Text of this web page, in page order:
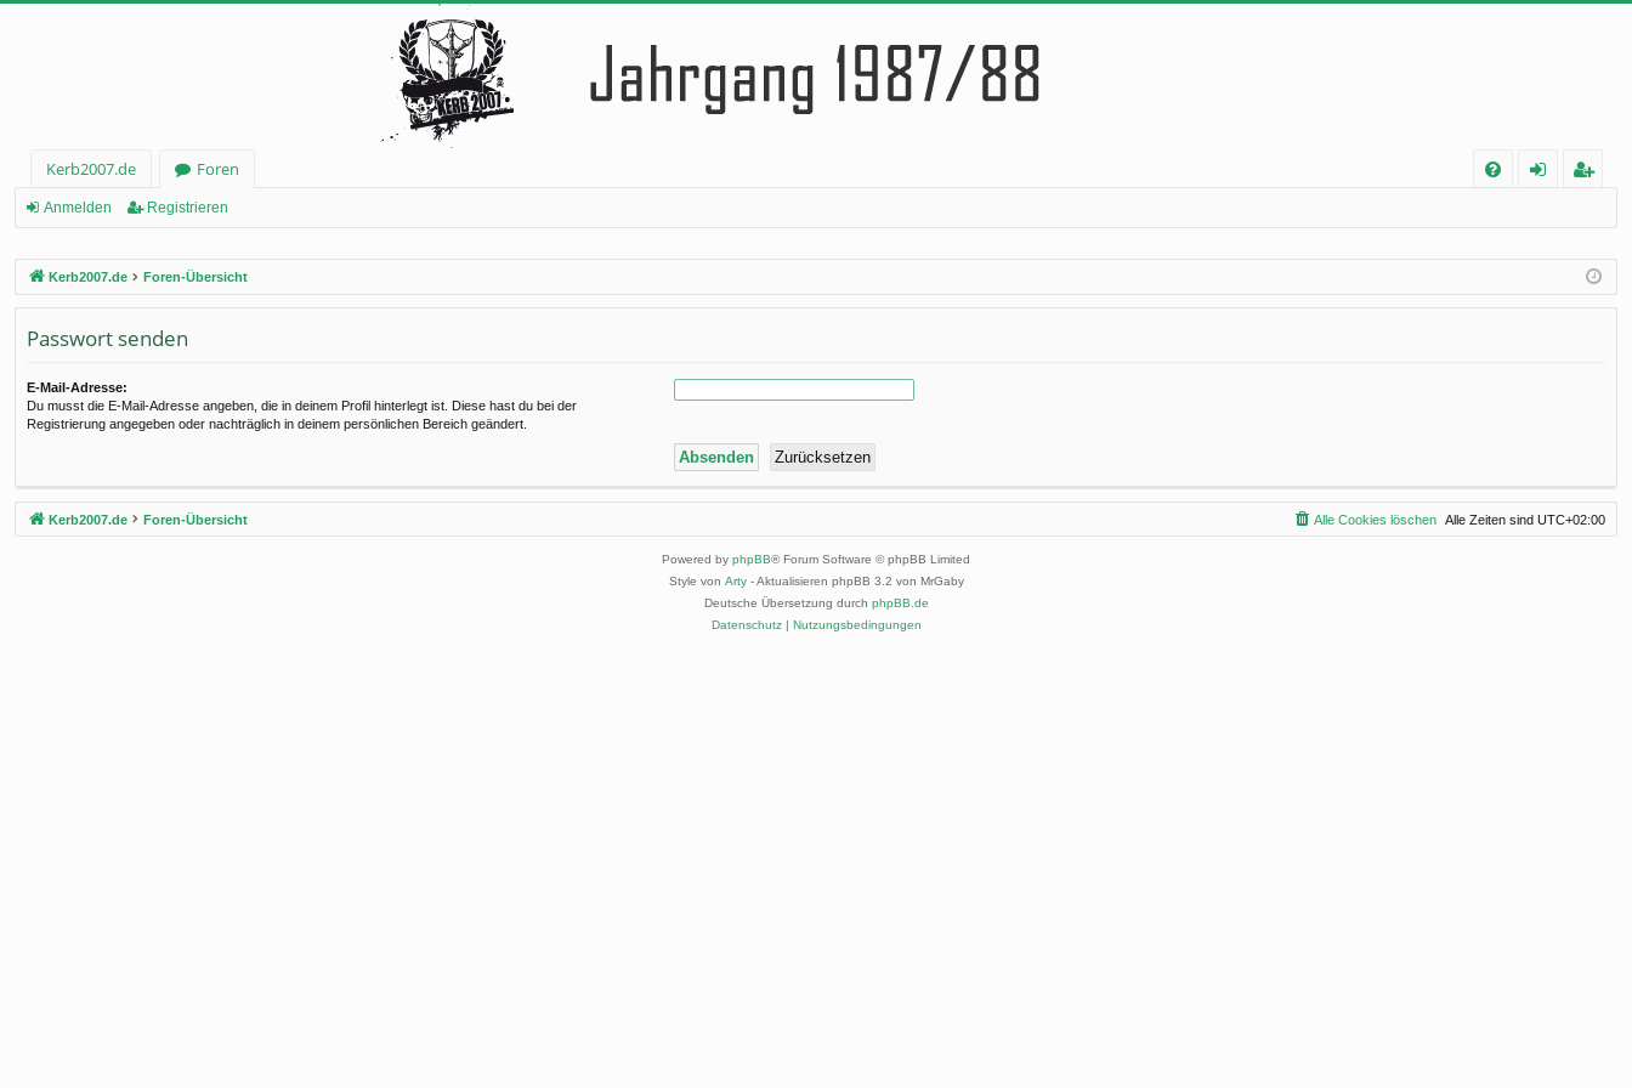
Kerb2007.de
Foren
rie
Anmelden Registrieren
Kerb2007.de Foren-Übersicht
Passwort senden
E-Mail-Adresse:
Du musst die E-Mail-Adresse angeben, die in deinem Profil hinterlegt ist. Diese hast du bei der
Registrierung angegeben oder nachträglich in deinem persönlichen Bereich geändert.
Kerb2007.de Foren-Übersicht Alle Zeiten sind UTC+02:00
Alle Cookies löschen
Powered by phpBB® Forum Software © phpBB Limited
Style von Arty- Aktualisieren phpBB 3.2 von MrGaby
Deutsche Übersetzung durch phpBB.de
Datenschutz| Nutzungsbedingungen